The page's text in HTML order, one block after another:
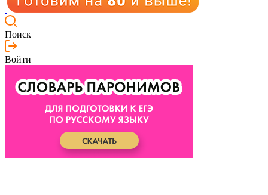
Поиск
Войти